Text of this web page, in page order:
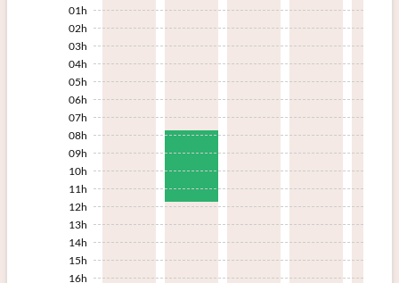
01h
02h
03h
04h
05h
06h
07h
08h
09h
10h
11h
12h
13h
14h
15h
16h